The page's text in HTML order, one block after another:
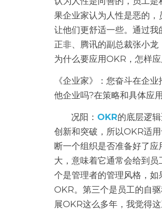
果企业家认为人性是恶的
让他们更舒适一些。通过
正非、腾讯的副总裁张小
为什么要应用OKR，怎样
《企业家》：您奋斗在企
他企业吗?在策略和具体应
       况阳：
OKR的底层逻
创新和突破，所以OKR适
断一个组织是否准备好了
大，意味着它通常会给到
个是管理者的管理风格，
OKR。第三个是员工的自
展OKR这么多年，我觉得